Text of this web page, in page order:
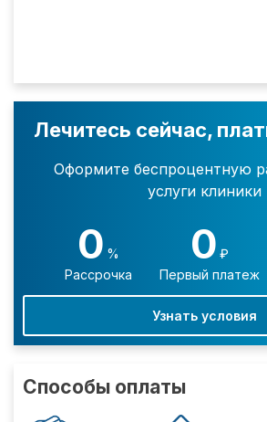
Лечитесь сейчас,
Оформите беспроцентную
услуги клиники
0 %
Рассрочка
0 ₽
Первый платеж
Узнать условия
Способы оплаты